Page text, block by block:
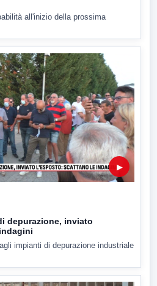
all'inizio della prossima
▶
depurazione, inviato
impianti di depurazione industriale